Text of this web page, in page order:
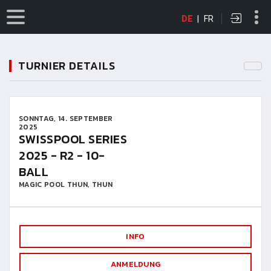
DE | FR
TURNIER DETAILS
SONNTAG, 14. SEPTEMBER
2025
SWISSPOOL SERIES
2025 - R2 - 10-
BALL
MAGIC POOL THUN, THUN
INFO
ANMELDUNG